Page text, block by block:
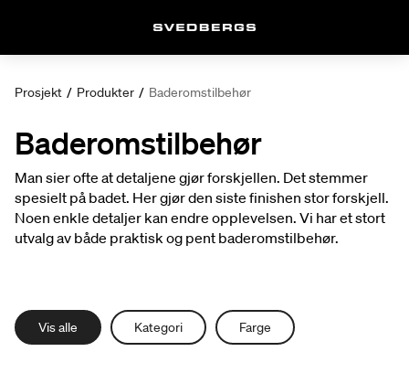
Prosjekt / Produkter / Baderomstilbehør
Baderomstilbehør
Man sier ofte at detaljene gjør forskjellen. Det stemmer
spesielt på badet. Her gjør den siste finishen stor forskjell.
Noen enkle detaljer kan endre opplevelsen. Vi har et stort
utvalg av både praktisk og pent baderomstilbehør.
Vis alle Kategori Farge